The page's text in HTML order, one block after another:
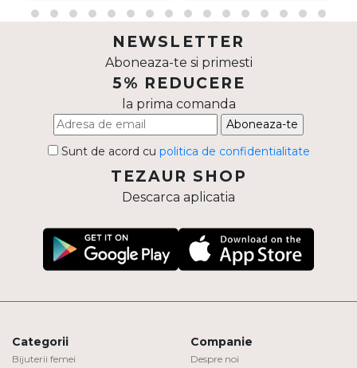
NEWSLETTER
Aboneaza-te si primesti
5% REDUCERE
la prima comanda
Aboneaza-te
Sunt de acord cu politica de confidentialitate
TEZAUR SHOP
Descarca aplicatia
Categorii
Bijuterii femei
Companie
Despre noi